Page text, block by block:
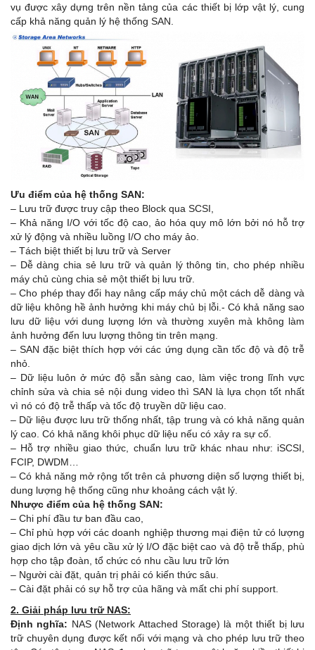
vụ được xây dựng trên nền tảng của các thiết bị lớp vật lý, cung
cấp khả năng quản lý hệ thống SAN.
Ưu điểm của hệ thống SAN:
– Lưu trữ được truy cập theo Block qua SCSI,
– Khả năng I/O với tốc độ cao, ảo hóa quy mô lớn bởi nó hỗ trợ
xử lý động và nhiều luồng I/O cho máy ảo.
– Tách biệt thiết bị lưu trữ và Server
– Dễ dàng chia sẻ lưu trữ và quản lý thông tin, cho phép nhiều
máy chủ cùng chia sẻ một thiết bị lưu trữ.
– Cho phép thay đổi hay nâng cấp máy chủ một cách dễ dàng và
dữ liệu không hề ảnh hưởng khi máy chủ bị lỗi.- Có khả năng sao
lưu dữ liệu với dung lượng lớn và thường xuyên mà không làm
ảnh hưởng đến lưu lượng thông tin trên mạng.
– SAN đặc biệt thích hợp với các ứng dụng cần tốc độ và độ trễ
nhỏ.
– Dữ liệu luôn ở mức độ sẵn sàng cao, làm việc trong lĩnh vực
chỉnh sửa và chia sẻ nội dung video thì SAN là lựa chọn tốt nhất
vì nó có độ trễ thấp và tốc độ truyền dữ liệu cao.
– Dữ liệu được lưu trữ thống nhất, tập trung và có khả năng quản
lý cao. Có khả năng khôi phục dữ liệu nếu có xảy ra sự cố.
– Hỗ trợ nhiều giao thức, chuẩn lưu trữ khác nhau như: iSCSI,
FCIP, DWDM…
– Có khả năng mở rộng tốt trên cả phương diện số lượng thiết bị,
dung lượng hệ thống cũng như khoảng cách vật lý.
Nhược điểm của hệ thống SAN:
– Chi phí đầu tư ban đầu cao,
– Chỉ phù hợp với các doanh nghiệp thương mại điện tử có lượng
giao dịch lớn và yêu cầu xử lý I/O đặc biệt cao và độ trễ thấp, phù
hợp cho tập đoàn, tổ chức có nhu cầu lưu trữ lớn
– Người cài đặt, quản trị phải có kiến thức sâu.
– Cài đặt phải có sự hỗ trợ của hãng và mất chi phí support.
2. Giải pháp lưu trữ NAS:
Định nghĩa: NAS (Network Attached Storage) là một thiết bị lưu
trữ chuyên dụng được kết nối với mạng và cho phép lưu trữ theo